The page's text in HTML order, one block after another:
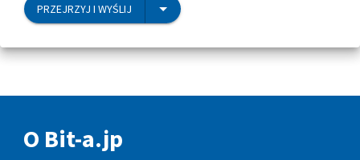
PRZEJRZYJ I WYŚLIJ
O Bit-a.jp